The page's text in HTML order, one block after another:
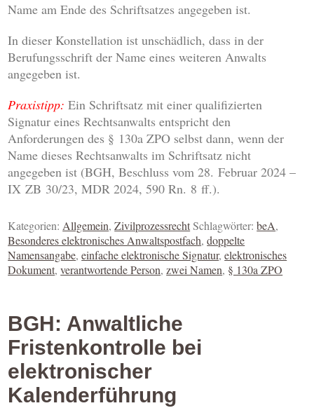
Name am Ende des Schriftsatzes angegeben ist.
In dieser Konstellation ist unschädlich, dass in der
Berufungsschrift der Name eines weiteren Anwalts
angegeben ist.
Praxistipp: Ein Schriftsatz mit einer qualifizierten
Signatur eines Rechtsanwalts entspricht den
Anforderungen des § 130a ZPO selbst dann, wenn der
Name dieses Rechtsanwalts im Schriftsatz nicht
angegeben ist (BGH, Beschluss vom 28. Februar 2024 –
IX ZB 30/23, MDR 2024, 590 Rn. 8 ff.).
Kategorien:Allgemein,ZivilprozessrechtSchlagwörter:beA,
Besonderes elektronisches Anwaltspostfach,doppelte
Namensangabe,einfache elektronische Signatur,elektronisches
Dokument,verantwortende Person,zwei Namen, § 130a ZPO
BGH: Anwaltliche
Fristenkontrolle bei
elektronischer
Kalenderführung